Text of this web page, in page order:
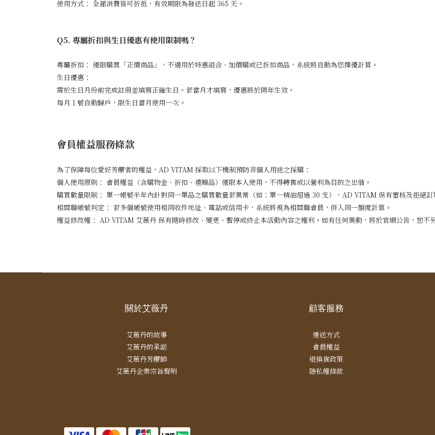
使用方式： 全館消費皆可折抵，有效期限為發送日起 365 天。
Q5. 專屬折扣與生日優惠有使用限制嗎？
專屬折扣： 僅限購買「正價商品」，不適用於特惠組合、加價購或已折扣商品，系統將自動為您擇優計算。
生日優惠：
需於生日月份前完成註冊並填寫正確生日。若當月才填寫，優惠將於隔年生效。
每月 1 號自動歸戶，限生日當月使用一次。
會員權益服務條款
為了保障每位愛好芳療者的權益，AD VITAM 採取以下機制預防非個人用途之採購：
個人使用原則： 會員權益（含購物金、折扣、禮贈品）僅限本人使用，不得轉售或以營利為目的之出借。
購買數量限制： 單一帳號半年內針對同一單品之購買數量若異常（如：單一精油超過 30 支），AD VITAM 保有審核及拒絕訂
相關聯帳號判定： 若多個帳號使用相同收件地址、電話或信用卡，系統將視為相關聯會員，併入同一額度計算。
權益修改權： AD VITAM 艾薇丹 保有隨時修改、變更、暫停或終止本活動內容之權利。如有任何異動，將於官網公告，恕不
關於艾薇丹
艾薇丹的故事
艾薇丹的承諾
艾薇丹芳療師
艾薇丹企業宗旨聲明
顧客服務
運送方式
會員權益
退換貨政策
隱私權條款